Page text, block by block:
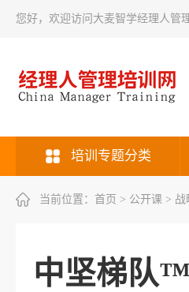
您好，欢迎访问大麦智学经理人管
培训专题分类
当前位置： 首页 > 公开课 >
中坚梯队